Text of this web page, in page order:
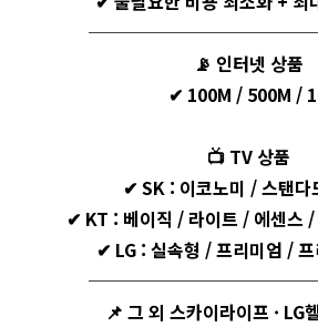
📡 인터넷 상품
✔ 100M / 500M /
📺TV 상품
✔ SK : 이코노미 / 스탠다
✔ KT : 베이직 / 라이트 / 에센스
✔ LG : 실속형 / 프리미엄 /
📌 그 외 스카이라이프 · LG